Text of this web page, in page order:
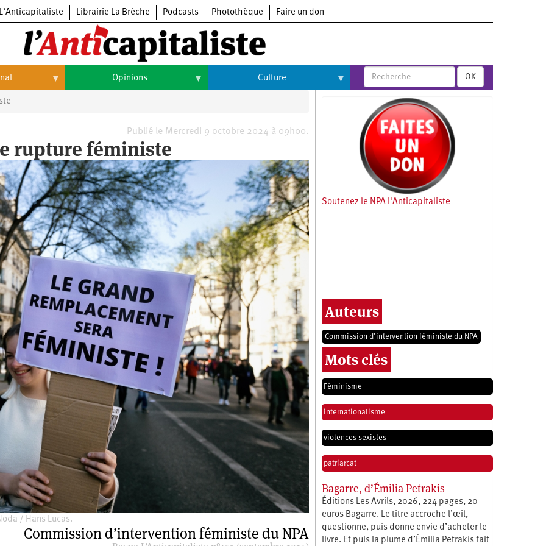
L’Anticapitaliste Librairie La Brèche Podcasts Photothèque Faire un don
Opinions Culture
Arts
Expositions
Musique
OK
Publié le Mercredi 9 octobre 2024 à 09h00.
rupture féministe
/ Hans Lucas.
Commission d’intervention féministe du NPA
Soutenez le NPA l'Anticapitaliste
Auteurs
Commission d’intervention féministe du NPA
Mots clés
Féminisme
internationalisme
violences sexistes
patriarcat
Bagarre, d’Émilia Petrakis
Éditions Les Avrils, 2026, 224 pages, 20
euros Bagarre. Le titre accroche l’œil,
questionne, puis donne envie d’acheter le
livre. Et puis la plume d’Émilia Petrakis fait